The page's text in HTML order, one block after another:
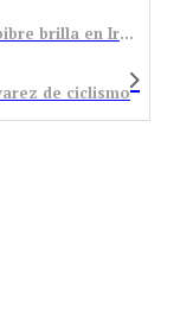
El Previley Coforma Atra Sport LPS Bembibre brilla en Irún y en Albares de la Ribera, en la Copa de España y en la Copa de Castilla y León
de ciclismo